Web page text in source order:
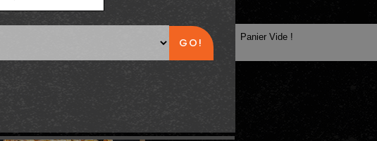
Panier Vide !